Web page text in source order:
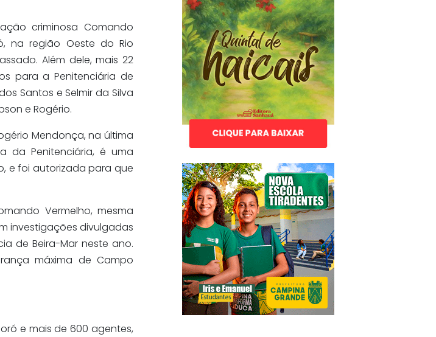
criminosa Comando
na região Oeste do Rio
Além dele, mais 22
para a Penitenciária de
Santos e Selmir da Silva
e Rogério.
Mendonça, na última
da Penitenciária, é uma
e foi autorizada para que
Vermelho, mesma
investigações divulgadas
de Beira-Mar neste ano.
máxima de Campo
e mais de 600 agentes,